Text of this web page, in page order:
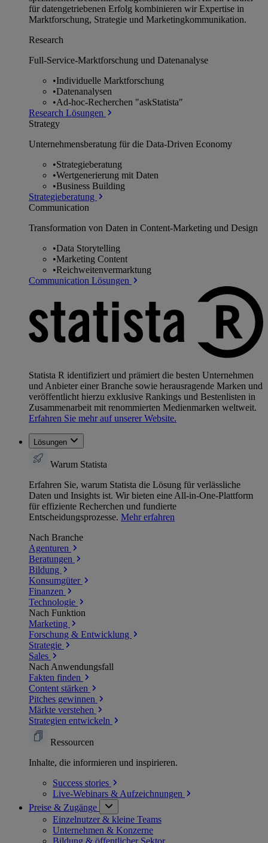
für datengetriebenen Erfolg kombinieren wir Expertise in
Marktforschung, Strategie und Marketingkommunikation.
Research
Full-Service-Marktforschung und Datenanalyse
•Individuelle Marktforschung
•Datenanalysen
•Ad-hoc-Recherchen "askStatista"
Research Lösungen
Strategy
Unternehmens­beratung für die Data-Driven Economy
•Strategieberatung
•Wertgenerierung mit Daten
•Business Building
Strategieberatung
Communication
Transformation von Daten in Content-Marketing und Design
•Data Storytelling
•Marketing Content
•Reichweitenvermarktung
Communication Lösungen
Statista R identifiziert und prämiert die besten Unternehmen
und Anbieter einer Branche sowie herausragende Marken und
veröffentlicht hierzu exklusive Rankings und Bestenlisten in
Zusammenarbeit mit renommierten Medienmarken weltweit.
Erfahren Sie mehr auf unserer Website.
Lösungen
Warum Statista
Erfahren Sie, warum Statista die Lösung für verlässliche
Daten und Insights ist. Wir bieten eine All-in-One-Plattform
für effiziente Recherchen und fundierte
Entscheidungsprozesse. Mehr erfahren
Nach Branche
Agenturen
Beratungen
Bildung
Konsumgüter
Finanzen
Technologie
Nach Funktion
Marketing
Forschung & Entwicklung
Strategie
Sales
Nach Anwendungsfall
Fakten finden
Content stärken
Pitches gewinnen
Märkte verstehen
Strategien entwickeln
Ressourcen
Inhalte, die informieren und inspirieren.
Success stories
Live-Webinars & Aufzeichnungen
Preise & Zugänge
Einzelnutzer & kleine Teams
Unternehmen & Konzerne
Bildung & öffentlicher Sektor